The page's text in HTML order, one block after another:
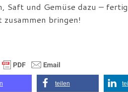
Saft und Gemüse dazu –
zusammen bringen!
teilen